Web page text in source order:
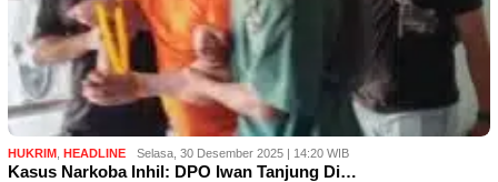
HUKRIM HEADLINE Selasa, 30 Desember 2025 | 14:20 WIB
Kasus Narkoba Inhil: DPO Iwan Tanjung Di…